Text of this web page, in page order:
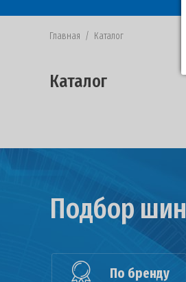
Главная / Каталог
Каталог
Подбор шин
По бренду